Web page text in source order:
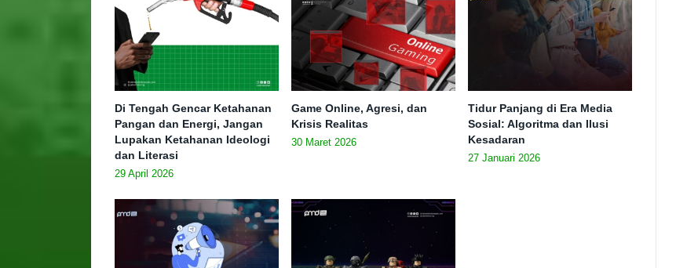
Di Tengah Gencar Ketahanan
Pangan dan Energi, Jangan
Lupakan Ketahanan Ideologi
dan Literasi
29 April 2026
Game Online, Agresi, dan
Krisis Realitas
30 Maret 2026
Tidur Panjang di Era Media
Sosial: Algoritma dan Ilusi
Kesadaran
27 Januari 2026